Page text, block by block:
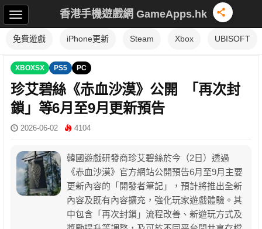
香港手機遊戲網 GameApps.hk
免費遊戲 iPhone更新 Steam Xbox UBISOFT
XBOXSX PS5 PC
珍艾碧絲《赤血沙漠》公開 「再次封
鎖」等6月至9月更新預告
2026-06-02 4104
韓國遊戲研發商珍艾碧絲於今（2日）透過
《赤血沙漠》官方網站公開預告6月至9月主要
更新內容的「開發者筆記」，預計將推出全新
內容及既有內容擴充，強化玩家遊戲體驗。其
中包含「再次封鎖」流程改善、新遊玩方式及